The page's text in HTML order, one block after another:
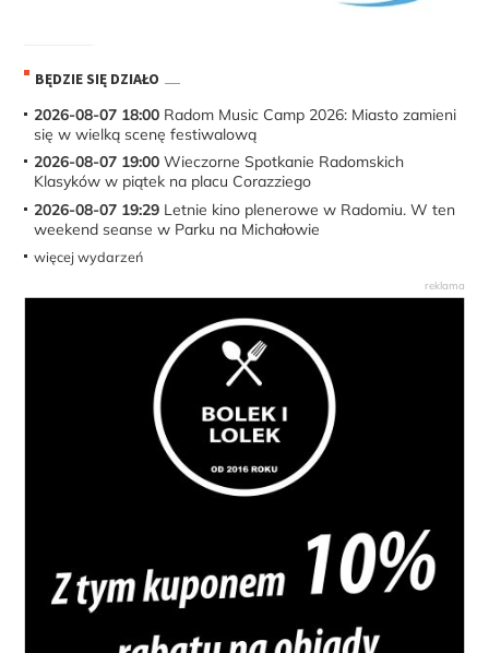
BĘDZIE SIĘ DZIAŁO
2026-08-07 18:00 Radom Music Camp 2026: Miasto zamieni
się w wielką scenę festiwalową
2026-08-07 19:00 Wieczorne Spotkanie Radomskich
Klasyków w piątek na placu Corazziego
2026-08-07 19:29 Letnie kino plenerowe w Radomiu. W ten
weekend seanse w Parku na Michałowie
więcej wydarzeń